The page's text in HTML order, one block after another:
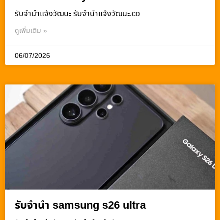
รับจํานําแจ้งวัฒนะ รับจํานําแจ้งวัฒนะ.co
ดูเพิ่มเติม »
06/07/2026
รับจำนำ samsung s26 ultra